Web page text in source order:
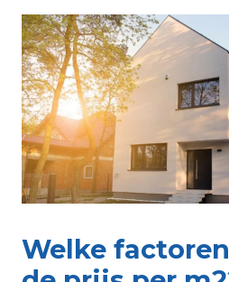
Welke